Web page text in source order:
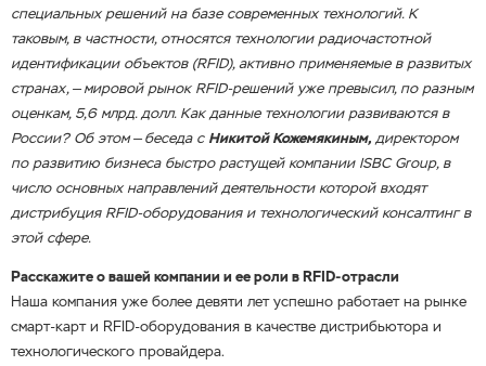
специальных решений на базе современных технологий. К
таковым, в частности, относятся технологии радиочастотной
идентификации объектов (RFID), активно применяемые в развитых
странах, — мировой рынок RFID-решений уже превысил, по разным
оценкам, 5,6 млрд. долл. Как данные технологии развиваются в
России? Об этом — беседа с Никитой Кожемякиным, директором
по развитию бизнеса быстро растущей компании ISBC Group, в
число основных направлений деятельности которой входят
дистрибуция RFID-оборудования и технологический консалтинг в
этой сфере.
Расскажите о вашей компании и ее роли в RFID-отрасли
Наша компания уже более девяти лет успешно работает на рынке
смарт-карт и RFID-оборудования в качестве дистрибьютора и
технологического провайдера.